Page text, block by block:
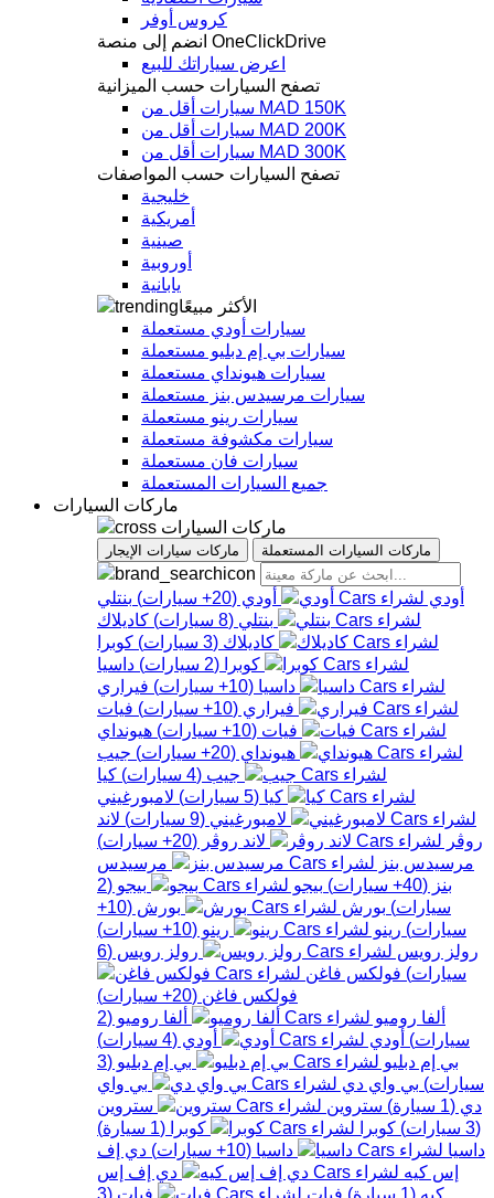
كروس أوفر
انضم إلى منصة OneClickDrive
اعرض سياراتك للبيع
تصفح السيارات حسب الميزانية
سيارات أقل من MAD 150K
سيارات أقل من MAD 200K
سيارات أقل من MAD 300K
تصفح السيارات حسب المواصفات
خليجية
أمريكية
صينية
أوروبية
يابانية
الأكثر مبيعًا
سيارات أودي مستعملة
سيارات بي إم دبليو مستعملة
سيارات هيونداي مستعملة
سيارات مرسيدس بنز مستعملة
سيارات رينو مستعملة
سيارات مكشوفة مستعملة
سيارات فان مستعملة
جميع السيارات المستعملة
ماركات السيارات
ماركات السيارات
ماركات سيارات الإيجار ماركات السيارات المستعملة
أودي أودي (
20+ سيارات) بنتلي
بنتلي (
8 سيارات) كاديلاك
كاديلاك (
3 سيارات) كوبرا
كوبرا (
2 سيارات) داسيا
داسيا (
10+ سيارات) فيراري
فيراري (
10+ سيارات) فيات
فيات (
10+ سيارات) هيونداي
هيونداي (
20+ سيارات) جيب
جيب (
4 سيارات) كيا
كيا (
5 سيارات) لامبورغيني
لامبورغيني (
9 سيارات) لاند
روڤر
لاند روڤر (
20+ سيارات)
مرسيدس بنز
مرسيدس
بنز (
40+ سيارات) بيجو بيجو (
2
سيارات) بورش بورش (
10+
سيارات) رينو رينو (
10+ سيارات)
رولز رويس
رولز رويس (
6
سيارات) فولكس فاغن
فولكس فاغن (
20+ سيارات)
ألفا روميو
ألفا روميو (
2
سيارات) أودي أودي (
4 سيارات)
بي إم دبليو
بي إم دبليو (
3
سيارات) بي واي دي
بي واي
دي (
1 سيارة) ستروين
ستروين
(
3 سيارات) كوبرا كوبرا (
1 سيارة)
داسيا
داسيا (
10+ سيارات) دي إف
إس كيه
دي إف إس